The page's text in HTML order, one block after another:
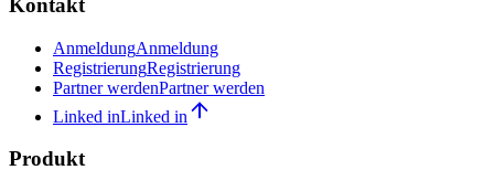
Kontakt
AnmeldungAnmeldung
RegistrierungRegistrierung
Partner werdenPartner werden
Linked inLinked in
Produkt